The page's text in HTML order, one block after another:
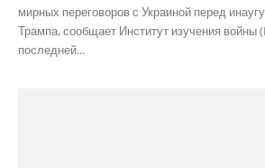
мирных переговоров с Украиной перед
Трампа, сообщает Институт изучения войны
последней...